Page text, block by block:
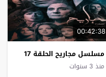
00:42:38
مسلسل مجاريح الحلقة 17
منذ 3 سنوات